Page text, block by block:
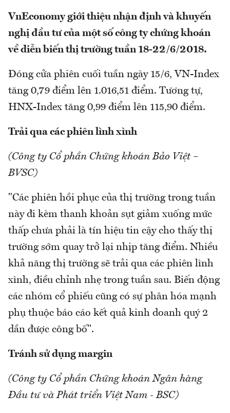
VnEconomy giới thiệu nhận định và khuyến
nghị đầu tư của một số công ty chứng khoán
về diễn biến thị trường tuần 18-22/6/2018.
Đóng cửa phiên cuối tuần ngày 15/6, VN-Index
tăng 0,79 điểm lên 1.016,51 điểm. Tương tự,
HNX-Index tăng 0,99 điểm lên 115,90 điểm.
Trải qua các phiên lình xình
(Công ty Cổ phần Chứng khoán Bảo Việt –
BVSC)
"Các phiên hồi phục của thị trường trong tuần
này đi kèm thanh khoản sụt giảm xuống mức
thấp chưa phải là tín hiệu tin cậy cho thấy thị
trường sớm quay trở lại nhịp tăng điểm. Nhiều
khả năng thị trường sẽ trải qua các phiên lình
xình, điều chỉnh nhẹ trong tuần sau. Biến động
các nhóm cổ phiếu cũng có sự phân hóa mạnh
phụ thuộc báo cáo kết quả kinh doanh quý 2
dần được công bố".
Tránh sử dụng margin
(Công ty Cổ phần Chứng khoán Ngân hàng
Đầu tư và Phát triển Việt Nam - BSC)